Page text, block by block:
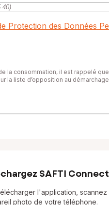
Protection des Données
la consommation, il est rappelé
la liste d’opposition au
SAFTI Connect
l'application, scannez
photo de votre téléphone.